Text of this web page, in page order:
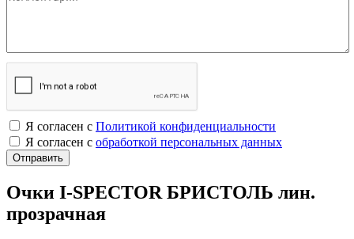
Я согласен с Политикой конфиденциальности
Я согласен с обработкой персональных данных
Очки I-SPECTOR БРИСТОЛЬ лин.
прозрачная